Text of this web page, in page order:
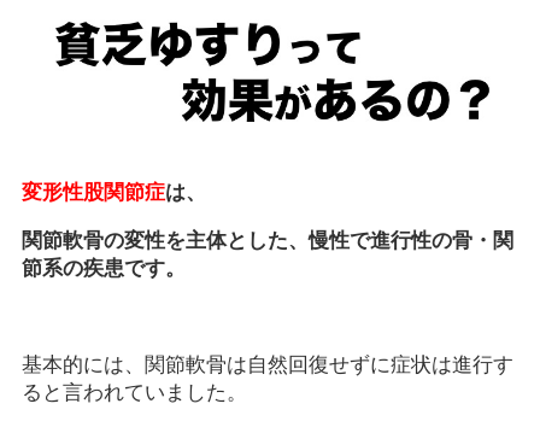
変形性股関節症は、
関節軟骨の変性を主体とした、慢性で進行性の骨・関
節系の疾患です。
基本的には、関節軟骨は自然回復せずに症状は進行す
ると言われていました。